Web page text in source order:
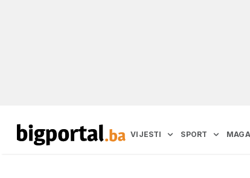
VIJESTI SPORT